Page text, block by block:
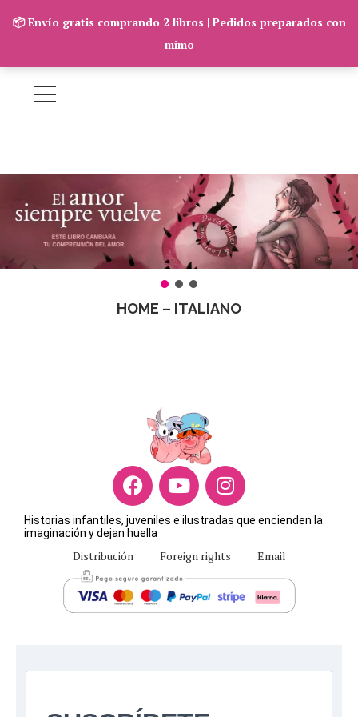
📦 Envío gratis comprando 2 libros | Pedidos preparados con
mimo
HOME – ITALIANO
Historias infantiles, juveniles e ilustradas que encienden la
imaginación y dejan huella
Distribución Foreign rights Email